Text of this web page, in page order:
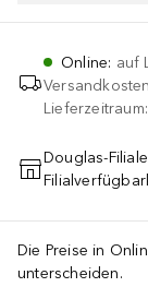
Online: auf
Douglas-Filiale
Die Preise in
unterscheiden.